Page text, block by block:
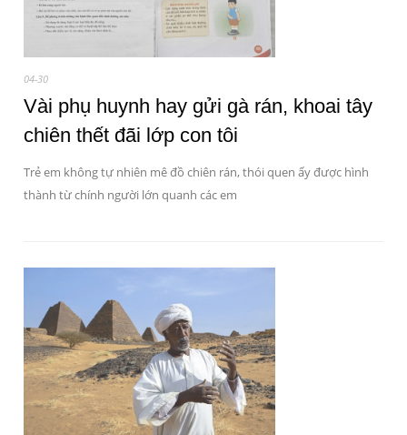
04-30
Vài phụ huynh hay gửi gà rán, khoai tây
chiên thết đãi lớp con tôi
Trẻ em không tự nhiên mê đồ chiên rán, thói quen ấy được hình
thành từ chính người lớn quanh các em